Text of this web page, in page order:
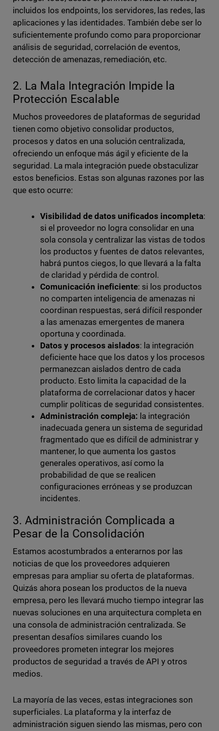
incluidos los endpoints, los servidores, las redes, las
aplicaciones y las identidades. También debe ser lo
suficientemente profundo como para proporcionar
análisis de seguridad, correlación de eventos,
detección de amenazas, remediación, etc.
2. La Mala Integración Impide la
Protección Escalable
Muchos proveedores de plataformas de seguridad
tienen como objetivo consolidar productos,
procesos y datos en una solución centralizada,
ofreciendo un enfoque más ágil y eficiente de la
seguridad. La mala integración puede obstaculizar
estos beneficios. Estas son algunas razones por las
que esto ocurre:
Visibilidad de datos unificados incompleta:
si el proveedor no logra consolidar en una
sola consola y centralizar las vistas de todos
los productos y fuentes de datos relevantes,
habrá puntos ciegos, lo que llevará a la falta
de claridad y pérdida de control.
Comunicación ineficiente: si los productos
no comparten inteligencia de amenazas ni
coordinan respuestas, será difícil responder
a las amenazas emergentes de manera
oportuna y coordinada.
Datos y procesos aislados: la integración
deficiente hace que los datos y los procesos
permanezcan aislados dentro de cada
producto. Esto limita la capacidad de la
plataforma de correlacionar datos y hacer
cumplir políticas de seguridad consistentes.
Administración compleja: la integración
inadecuada genera un sistema de seguridad
fragmentado que es difícil de administrar y
mantener, lo que aumenta los gastos
generales operativos, así como la
probabilidad de que se realicen
configuraciones erróneas y se produzcan
incidentes.
3. Administración Complicada a
Pesar de la Consolidación
Estamos acostumbrados a enterarnos por las
noticias de que los proveedores adquieren
empresas para ampliar su oferta de plataformas.
Quizás ahora posean los productos de la nueva
empresa, pero les llevará mucho tiempo integrar las
nuevas soluciones en una arquitectura completa en
una consola de administración centralizada. Se
presentan desafíos similares cuando los
proveedores prometen integrar los mejores
productos de seguridad a través de API y otros
medios.
La mayoría de las veces, estas integraciones son
superficiales. La plataforma y la interfaz de
administración siguen siendo las mismas, pero con